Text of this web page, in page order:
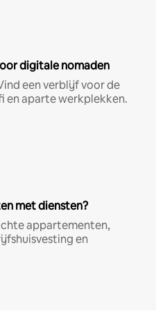
digitale nomaden
een verblijf voor de
en aparte werkplekken.
met diensten?
appartementen,
en